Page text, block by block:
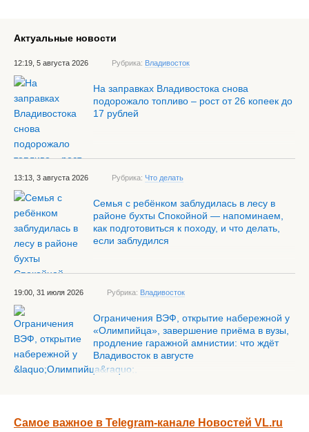
Актуальные новости
12:19, 5 августа 2026 Рубрика: Владивосток
На заправках Владивостока снова
подорожало топливо – рост от 26 копеек до
17 рублей
13:13, 3 августа 2026 Рубрика: Что делать
Семья с ребёнком заблудилась в лесу в
районе бухты Спокойной — напоминаем,
как подготовиться к походу, и что делать,
если заблудился
19:00, 31 июля 2026 Рубрика: Владивосток
Ограничения ВЭФ, открытие набережной у
«Олимпийца», завершение приёма в вузы,
продление гаражной амнистии: что ждёт
Владивосток в августе
Самое важное в Telegram-канале Новостей VL.ru